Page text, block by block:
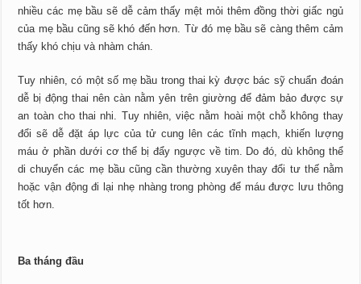
nhiều các mẹ bầu sẽ dễ cảm thấy mệt mỏi thêm đồng thời giấc ngủ
của mẹ bầu cũng sẽ khó đến hơn. Từ đó mẹ bầu sẽ càng thêm cảm
thấy khó chịu và nhàm chán.
Tuy nhiên, có một số mẹ bầu trong thai kỳ được bác sỹ chuẩn đoán
dễ bị động thai nên càn nằm yên trên giường để đảm bảo được sự
an toàn cho thai nhi. Tuy nhiên, việc nằm hoài một chỗ không thay
đổi sẽ dễ đặt áp lực của tử cung lên các tĩnh mạch, khiến lượng
máu ở phần dưới cơ thể bị đẩy ngược về tim. Do đó, dù không thể
di chuyển các mẹ bầu cũng cần thường xuyên thay đổi tư thế nằm
hoặc vận động đi lại nhẹ nhàng trong phòng để máu được lưu thông
tốt hơn.
Ba tháng đầu